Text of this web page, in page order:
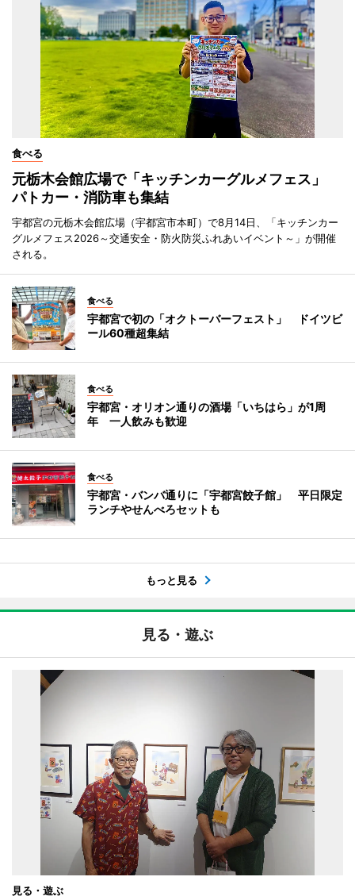
食べる
元栃木会館広場で「キッチンカーグルメフェス」
パトカー・消防車も集結
宇都宮の元栃木会館広場（宇都宮市本町）で8月14日、「キッチンカー
グルメフェス2026～交通安全・防火防災ふれあいイベント～」が開催
される。
食べる
宇都宮で初の「オクトーバーフェスト」 ドイツビ
ール60種超集結
食べる
宇都宮・オリオン通りの酒場「いちはら」が1周
年 一人飲みも歓迎
食べる
宇都宮・バンバ通りに「宇都宮餃子館」 平日限定
ランチやせんべろセットも
もっと見る
見る・遊ぶ
見る・遊ぶ